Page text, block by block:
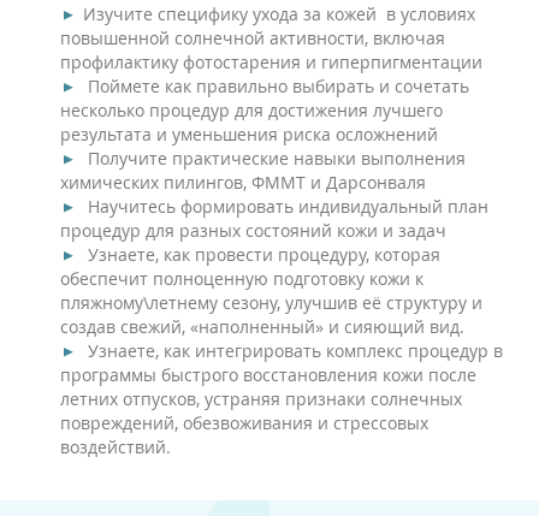
Изучите специфику ухода за кожей в условиях
повышенной солнечной активности, включая
профилактику фотостарения и гиперпигментации
Поймете как правильно выбирать и сочетать
несколько процедур для достижения лучшего
результата и уменьшения риска осложнений
Получите практические навыки выполнения
химических пилингов, ФММТ и Дарсонваля
Научитесь формировать индивидуальный план
процедур для разных состояний кожи и задач
Узнаете, как провести процедуру, которая
обеспечит полноценную подготовку кожи к
пляжному\летнему сезону, улучшив её структуру и
создав свежий, «наполненный» и сияющий вид.
Узнаете, как интегрировать комплекс процедур в
программы быстрого восстановления кожи после
летних отпусков, устраняя признаки солнечных
повреждений, обезвоживания и стрессовых
воздействий.